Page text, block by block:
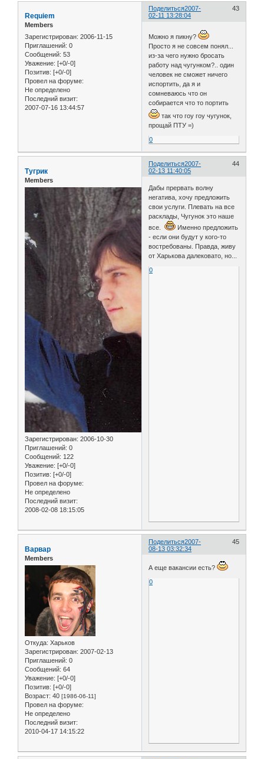
Поделиться 43
2007-
02-11 13:28:04
Requiem
Members
Зарегистрирован: 2006-11-15
Приглашений: 0
Сообщений: 53
Уважение: [+0/-0]
Позитив: [+0/-0]
Провел на форуме:
Не определено
Последний визит:
2007-07-16 13:44:57
Можно я пикну?
Просто я не совсем понял...
из-за чего нужно бросать
работу над чугунком?.. один
человек не сможет ничего
испортить, да я и
сомневаюсь что он
собирается что то портить
так что гоу гоу чугунок,
прощай ПТУ =)
0
Поделиться 44
2007-
02-13 11:40:05
Тугрик
Members
Зарегистрирован: 2006-10-30
Приглашений: 0
Сообщений: 122
Уважение: [+0/-0]
Позитив: [+0/-0]
Провел на форуме:
Не определено
Последний визит:
2008-02-08 18:15:05
Дабы прервать волну
негатива, хочу предложить
свои услуги. Плевать на все
расклады, Чугунок это наше
все.
Именно предложить
- если они будут у кого-то
востребованы. Правда, живу
от Харькова далековато, но...
0
Поделиться 45
2007-
08-13 03:32:34
Варвар
Members
Откуда: Харьков
Зарегистрирован: 2007-02-13
Приглашений: 0
Сообщений: 64
Уважение: [+0/-0]
Позитив: [+0/-0]
Возраст: 40 [1986-06-11]
Провел на форуме:
Не определено
Последний визит:
2010-04-17 14:15:22
А еще вакансии есть?
0